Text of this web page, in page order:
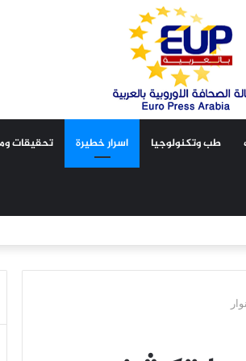
طب وتكنولوجيا اسرار خطيرة تحقيقات